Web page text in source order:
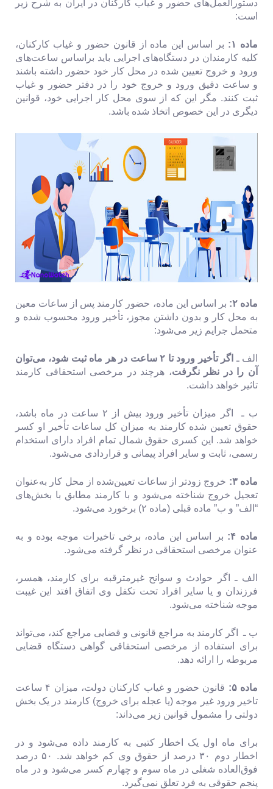
دستورالعمل‌های ‌حضور و غیاب کارکنان در ایران به شرح زیر
است:
ماده ۱:
بر اساس این ماده از قانون ‌حضور و غیاب کارکنان،
کلیه کارمندان در دستگاه‌های اجرایی باید براساس ساعت‌های
ورود و خروج تعیین شده در محل کار خود حضور داشته باشند
و ساعت دقیق ورود و خروج خود را در دفتر ‌حضور و غیاب
ثبت کنند. مگر این که از سوی محل کار اجرایی خود، قوانین
دیگری در این خصوص اتخاذ شده باشد.
‌ماده ۲:
بر اساس این ماده، حضور کارمند پس از ساعات معین
به محل کار و بدون داشتن مجوز، تأخیر ورود محسوب شده و
متحمل جرایم زیر‌ می‌شود:
الف ـ
اگر تأخیر ورود تا ۲ ساعت در هر ماه ثبت شود، می‌توان
آن را در نظر نگرفت، هرچند در مرخصی استحقاقی کارمند
تاثیر خواهد داشت.
ب ـ اگر میزان تأخیر ورود بیش از ۲ ساعت در ماه باشد،
حقوق تعیین شده کارمند به میزان کل ساعات تأخیر او کسر
خواهد شد. این کسری حقوق شمال تمام افراد دارای استخدام
رسمی، ثابت و سایر افراد پیمانی و قراردادی می‌شود.
ماده ۳:
خروج زودتر از ساعات تعیین‌شده از محل کار به‌عنوان
تعجیل خروج شناخته می‌شود و با کارمند مطابق با بخش‌های
“‌الف” و ب” ماده قبلی (ماده ۲) برخورد می‌شود.
ماده ۴:
بر اساس این ماده، برخی تاخیرات موجه بوده و به
عنوان مرخصی استحقاقی در نظر گرفته می‌شود.
الف ـ اگر حوادث و سوانح غیرمترقبه برای کارمند، همسر،
فرزندان و یا سایر افراد تحت تکفل وی اتفاق افتد این غیبت
موجه شناخته می‌شود‌.
ب ـ اگر کارمند به مراجع قانونی و قضایی مراجع کند، می‌تواند
برای استفاده از مرخصی استحقاقی گواهی دستگاه قضایی
مربوطه را ارائه دهد.
ماده ۵:
قانون ‌حضور و غیاب کارکنان دولت، میزان ۴ ساعت
تاخیر ورود غیر موجه (یا عجله برای خروج) کارمند در یک بخش
دولتی را مشمول قوانین زیر می‌داند:
برای ماه اول یک اخطار کتبی به کارمند داده می‌شود و در
اخطار دوم ۳۰ درصد از حقوق وی کم خواهد شد. ۵۰ درصد
فوق‌العاده شغلی در ماه سوم و چهارم کسر می‌شود و در ماه
پنجم حقوقی به فرد تعلق نمی‌گیرد.